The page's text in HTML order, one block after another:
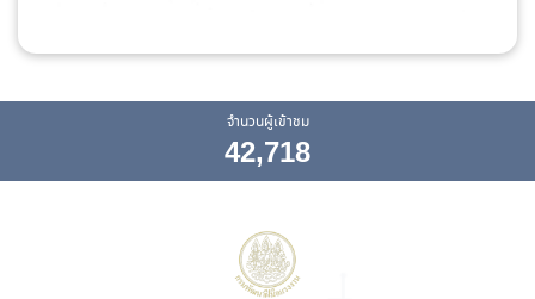
จำนวนผู้เข้าชม
42,718